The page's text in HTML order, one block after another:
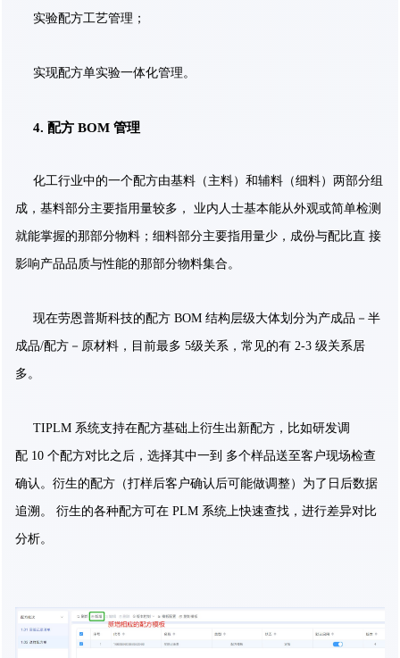
实验配方工艺管理；
实现配方单实验一体化管理。
4. 配方 BOM 管理
化工行业中的一个配方由基料（主料）和辅料（细料）两部分组
成，基料部分主要指用量较多， 业内人士基本能从外观或简单检测
就能掌握的那部分物料；细料部分主要指用量少，成份与配比直 接
影响产品品质与性能的那部分物料集合。
现在劳恩普斯科技的配方 BOM 结构层级大体划分为产成品－半
成品/配方－原材料，目前最多 5级关系，常见的有 2-3 级关系居
多。
TIPLM 系统支持在配方基础上衍生出新配方，比如研发调
配 10 个配方对比之后，选择其中一到 多个样品送至客户现场检查
确认。衍生的配方（打样后客户确认后可能做调整）为了日后数据
追溯。 衍生的各种配方可在 PLM 系统上快速查找，进行差异对比
分析。